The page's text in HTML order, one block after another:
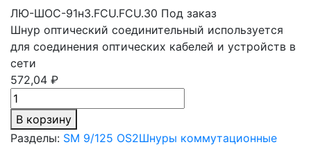
ЛЮ-ШОС-91н3.FCU.FCU.30 Под заказ
Шнур оптический соединительный используется
для соединения оптических кабелей и устройств в
сети
572,04 ₽
В корзину
Разделы: SM 9/125 OS2Шнуры коммутационные